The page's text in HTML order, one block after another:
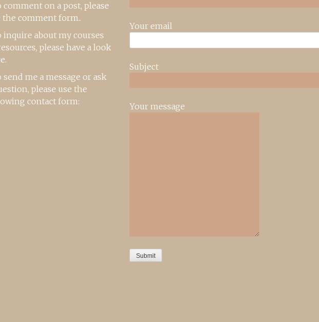
comment on a post, please
the comment form..
inquire about my courses
please have a look
.
send me a message or ask
please use the
contact form:
Your email
Subject
Your message